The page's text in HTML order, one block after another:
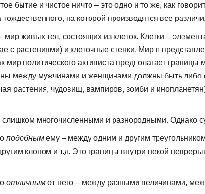
бытие и чистое ничто – это одно и то же, как
на которой производятся все
мир живых тел, состоящих из клеток. Клетки –
с растениями) и клеточные стенки. Мир в
мир политического активиста предполагает
между мужчинами и женщинами должны быть
растения, чудовищ, вампиров, зомби и
многочисленными и разнородными. Однако
подобным ему – между одним и другим
клоном и т.д. Это границы внутри некой
отличным от него – между разными величинами,